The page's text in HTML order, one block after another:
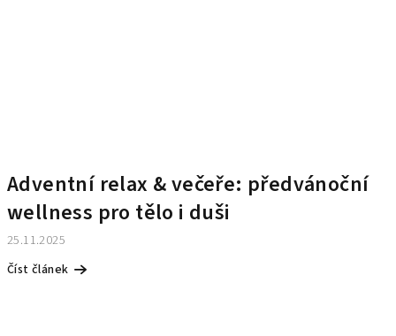
Adventní relax & večeře: předvánoční
wellness pro tělo i duši
25.11.2025
Číst článek